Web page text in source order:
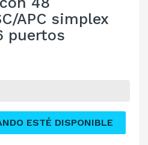
APC simplex
puertos
ESTÉ DISPONIBLE